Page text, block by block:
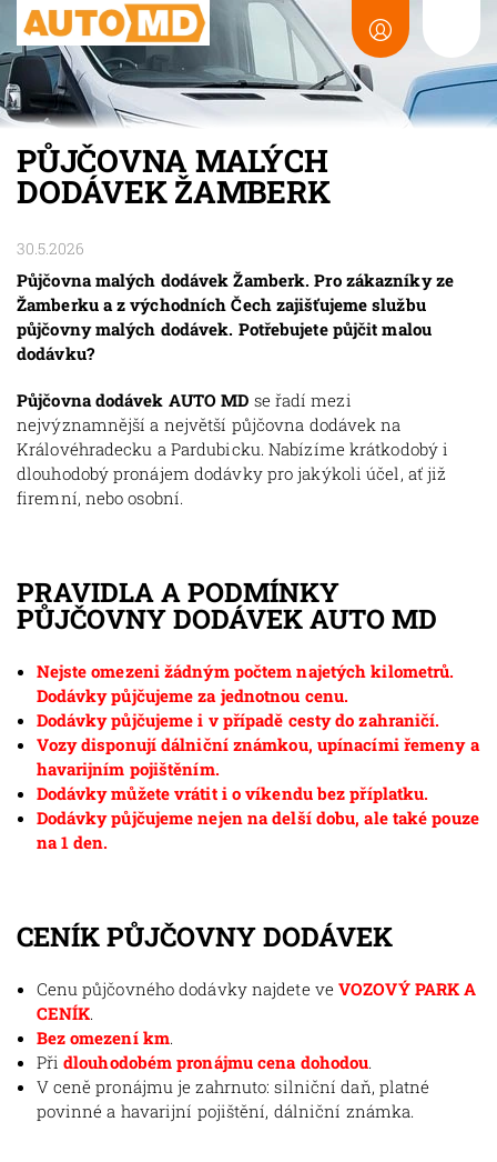
PŮJČOVNA MALÝCH
DODÁVEK ŽAMBERK
30.5.2026
Půjčovna malých dodávek Žamberk. Pro zákazníky ze
Žamberku a z východních Čech zajišťujeme službu
půjčovny malých dodávek. Potřebujete půjčit malou
dodávku?
Půjčovna dodávek AUTO MD se řadí mezi
nejvýznamnější a největší půjčovna dodávek na
Královéhradecku a Pardubicku. Nabízíme krátkodobý i
dlouhodobý pronájem dodávky pro jakýkoli účel, ať již
firemní, nebo osobní.
PRAVIDLA A PODMÍNKY
PŮJČOVNY DODÁVEK AUTO MD
Nejste omezeni žádným počtem najetých kilometrů.
Dodávky půjčujeme za jednotnou cenu.
Dodávky půjčujeme i v případě cesty do zahraničí.
Vozy disponují dálniční známkou, upínacími řemeny a
havarijním pojištěním.
Dodávky můžete vrátit i o víkendu bez příplatku.
Dodávky půjčujeme nejen na delší dobu, ale také pouze
na 1 den.
CENÍK PŮJČOVNY DODÁVEK
Cenu půjčovného dodávky najdete veVOZOVÝ PARK A
CENÍK.
Bez omezení km.
Při dlouhodobém pronájmu cena dohodou.
V ceně pronájmu je zahrnuto: silniční daň, platné
povinné a havarijní pojištění, dálniční známka.